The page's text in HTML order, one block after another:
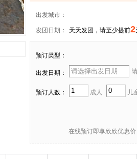
出发城市：
发团日期： 天天发团，请至少提前2
预订类型：
出发日期：
预订人数： 成人 儿
在线预订即享欣欣优惠